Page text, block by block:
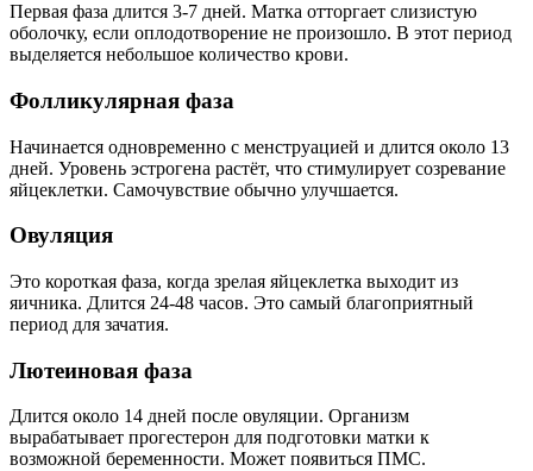
Первая фаза длится 3-7 дней. Матка отторгает слизистую
оболочку, если оплодотворение не произошло. В этот период
выделяется небольшое количество крови.
Фолликулярная фаза
Начинается одновременно с менструацией и длится около 13
дней. Уровень эстрогена растёт, что стимулирует созревание
яйцеклетки. Самочувствие обычно улучшается.
Овуляция
Это короткая фаза, когда зрелая яйцеклетка выходит из
яичника. Длится 24-48 часов. Это самый благоприятный
период для зачатия.
Лютеиновая фаза
Длится около 14 дней после овуляции. Организм
вырабатывает прогестерон для подготовки матки к
возможной беременности. Может появиться ПМС.